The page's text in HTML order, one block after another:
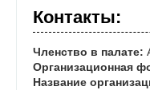
Контакты:
Членство в палате:
Организационная
Название